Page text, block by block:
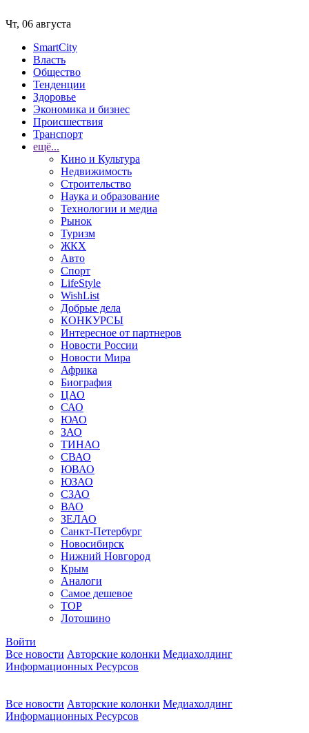
Чт, 06 августа
SmartCity
Власть
Общество
Тенденции
Здоровье
Экономика и бизнес
Происшествия
Транспорт
ещё...
Кино и Культура
Недвижимость
Строительство
Наука и образование
Технологии и медиа
Рынок
Туризм
ЖКХ
Авто
Спорт
LifeStyle
WishList
Добрые дела
КОНКУРСЫ
Интересное от партнеров
Новости России
Новости Мира
Африка
Биография
ЦАО
САО
ЮАО
ЗАО
ТИНАО
СВАО
ЮВАО
ЮЗАО
СЗАО
ВАО
ЗЕЛАО
Санкт-Петербург
Новосибирск
Нижний Новгород
Крым
Аналоги
Самое дешевое
TOP
Лотошино
Войти
Все новости Авторские колонки Медиахолдинг
Информационных Ресурсов
Все новости Авторские колонки Медиахолдинг
Информационных Ресурсов